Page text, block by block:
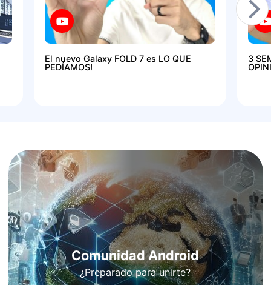
El nuevo Galaxy FOLD 7 es LO QUE
PEDÍAMOS!
3
Comunidad Android
¿Preparado para unirte?